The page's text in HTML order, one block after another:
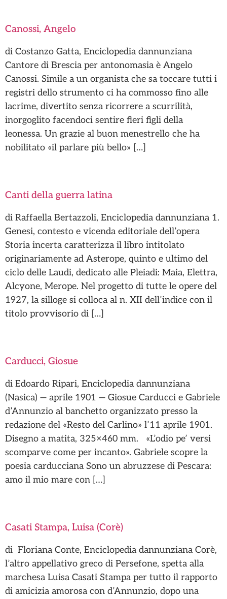
Canossi, Angelo
di Costanzo Gatta, Enciclopedia dannunziana
Cantore di Brescia per antonomasia è Angelo
Canossi. Simile a un organista che sa toccare tutti i
registri dello strumento ci ha commosso fino alle
lacrime, divertito senza ricorrere a scurrilità,
inorgoglito facendoci sentire fieri figli della
leonessa. Un grazie al buon menestrello che ha
nobilitato «il parlare più bello» […]
Canti della guerra latina
di Raffaella Bertazzoli, Enciclopedia dannunziana 1.
Genesi, contesto e vicenda editoriale dell’opera
Storia incerta caratterizza il libro intitolato
originariamente ad Asterope, quinto e ultimo del
ciclo delle Laudi, dedicato alle Pleiadi: Maia, Elettra,
Alcyone, Merope. Nel progetto di tutte le opere del
1927, la silloge si colloca al n. XII dell’indice con il
titolo provvisorio di […]
Carducci, Giosue
di Edoardo Ripari, Enciclopedia dannunziana
(Nasica) — aprile 1901 — Giosue Carducci e Gabriele
d’Annunzio al banchetto organizzato presso la
redazione del «Resto del Carlino» l’11 aprile 1901.
Disegno a matita, 325×460 mm. «L’odio pe’ versi
scomparve come per incanto». Gabriele scopre la
poesia carducciana Sono un abruzzese di Pescara:
amo il mio mare con […]
Casati Stampa, Luisa (Corè)
di Floriana Conte, Enciclopedia dannunziana Corè,
l’altro appellativo greco di Persefone, spetta alla
marchesa Luisa Casati Stampa per tutto il rapporto
di amicizia amorosa con d’Annunzio, dopo una